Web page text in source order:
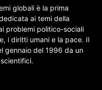
globali è la prima
ai temi della
problemi politico-sociali
i diritti umani e la pace. Il
gennaio del 1996 da un